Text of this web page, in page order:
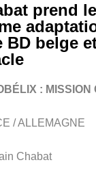
prend
BD belge
: MISSION
/ ALLEMAGNE
Chabat